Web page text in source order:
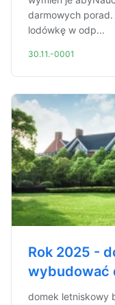
darmowych
lodówkę w odp...
30.11.-0001
Rok 2025 -
wybudować
domek letniskowy